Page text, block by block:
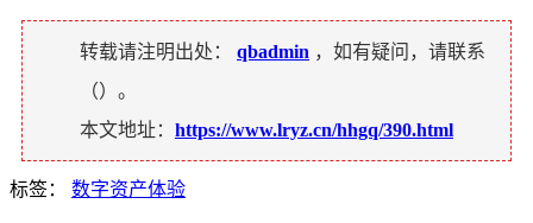
转载请注明出处： qbadmin ，如有疑问，请联系
（）。
本文地址： https://www.lryz.cn/hhgq/390.html
标签： 数字资产体验